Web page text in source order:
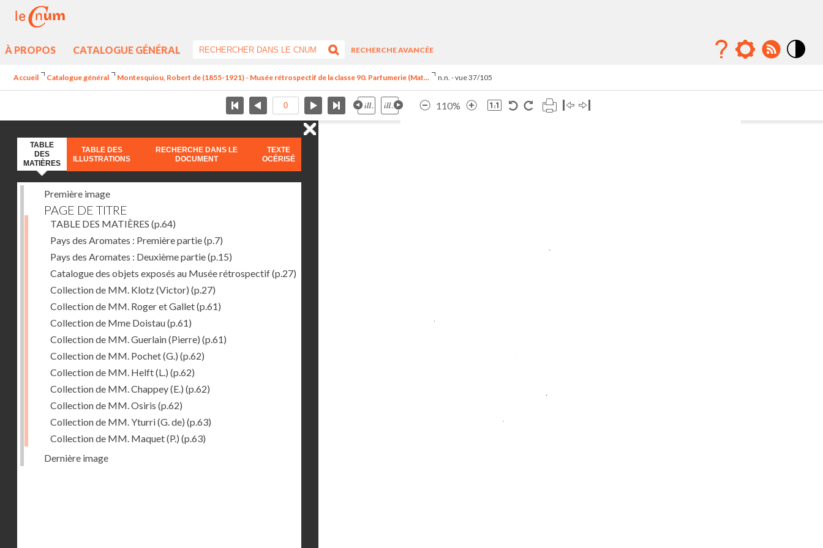
À PROPOS CATALOGUE GÉNÉRAL
RECHERCHE AVANCÉE
Accueil Catalogue général Montesquiou, Robert de (1855-1921) - Musée rétrospectif de la classe 90. Parfumerie (Mat... n.n. - vue 37/105
110%
TABLE
DES
MATIÈRES
TABLE DES
ILLUSTRATIONS
RECHERCHE DANS LE
DOCUMENT
TEXTE
OCÉRISÉ
Première image
PAGE DE TITRE
TABLE DES MATIÈRES (p.64)
Pays des Aromates : Première partie(p.7)
Pays des Aromates : Deuxième partie(p.15)
Catalogue des objets exposés au Musée rétrospectif(p.27)
Collection de MM. Klotz (Victor) (p.27)
Collection de MM. Roger et Gallet(p.61)
Collection de Mme Doistau(p.61)
Collection de MM. Guerlain (Pierre) (p.61)
Collection de MM. Pochet (G.) (p.62)
Collection de MM. Helft (L.) (p.62)
Collection de MM. Chappey (E.) (p.62)
Collection de MM. Osiris (p.62)
Collection de MM. Yturri (G. de) (p.63)
Collection de MM. Maquet (P.) (p.63)
Dernière image